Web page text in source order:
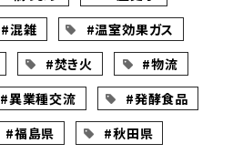
#混雑
#温室効果ガス
#焚き火
#物流
#異業種交流
#発酵食品
#福島県
#秋田県